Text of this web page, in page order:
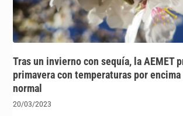
Tras un invierno con sequía, la AEMET
primavera con temperaturas por
normal
20/03/2023